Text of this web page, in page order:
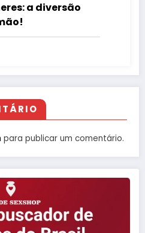
a diversão
para publicar um comentário.